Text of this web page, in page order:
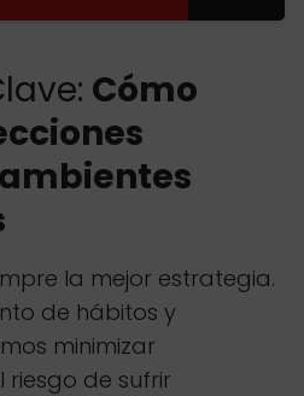
Cómo
la mejor estrategia.
de hábitos y
minimizar
riesgo de sufrir